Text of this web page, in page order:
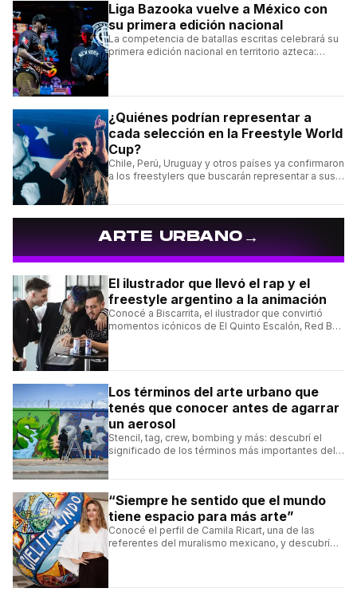
Liga Bazooka vuelve a México con
su primera edición nacional
La competencia de batallas escritas celebrará su
primera edición nacional en territorio azteca:
¿Quiénes podrían representar a
cada selección en la Freestyle World
Cup?
Chile, Perú, Uruguay y otros países ya confirmaron
a los freestylers que buscarán representar a sus
ARTE URBANO→
El ilustrador que llevó el rap y el
freestyle argentino a la animación
Conocé a Biscarrita, el ilustrador que convirtió
momentos icónicos de El Quinto Escalón, Red Bull
Los términos del arte urbano que
tenés que conocer antes de agarrar
un aerosol
Stencil, tag, crew, bombing y más: descubrí el
significado de los términos más importantes del
“Siempre he sentido que el mundo
tiene espacio para más arte”
Conocé el perfil de Camila Ricart, una de las
referentes del muralismo mexicano, y descubrí